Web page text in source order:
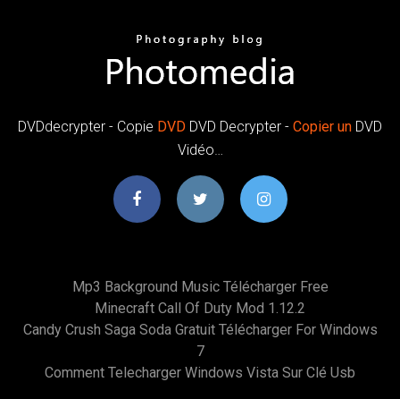
DVDdecrypter - Copie DVD DVD Decrypter - Copier un DVD
Vidéo…
Mp3 Background Music Télécharger Free
Minecraft Call Of Duty Mod 1.12.2
Candy Crush Saga Soda Gratuit Télécharger For Windows
7
Comment Telecharger Windows Vista Sur Clé Usb